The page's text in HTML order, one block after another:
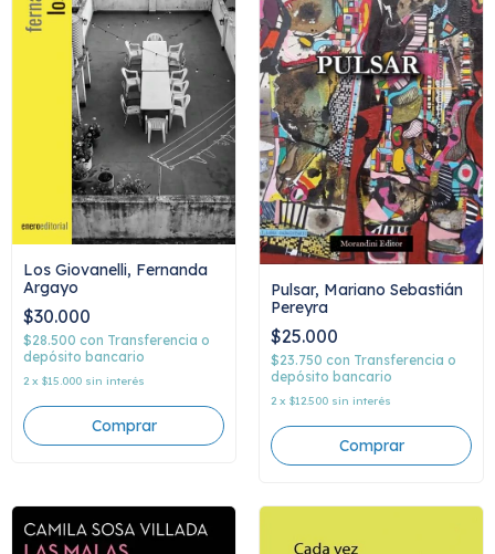
Los Giovanelli, Fernanda
Argayo
$30.000
$28.500 con Transferencia o
depósito bancario
2 x $15.000 sin interés
Pulsar, Mariano Sebastián
Pereyra
$25.000
$23.750 con Transferencia o
depósito bancario
2 x $12.500 sin interés